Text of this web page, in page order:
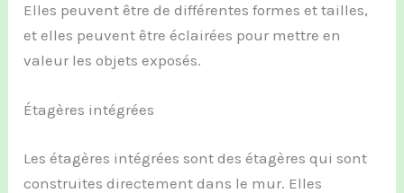
Elles peuvent être de différentes formes et tailles,
et elles peuvent être éclairées pour mettre en
valeur les objets exposés.
Étagères intégrées
Les étagères intégrées sont des étagères qui sont
construites directement dans le mur. Elles